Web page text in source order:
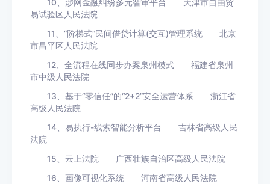
10、涉网金融纠纷多元智审平台 天津市自由贸
易试验区人民法院
11、“阶梯式”民间借贷计算(交互)管理系统 北京
市昌平区人民法院
12、全流程在线同步办案泉州模式 福建省泉州
市中级人民法院
13、基于“零信任”的“2+2”安全运营体系 浙江省
高级人民法院
14、易执行-线索智能分析平台 吉林省高级人民
法院
15、云上法院 广西壮族自治区高级人民法院
16、画像可视化系统 河南省高级人民法院